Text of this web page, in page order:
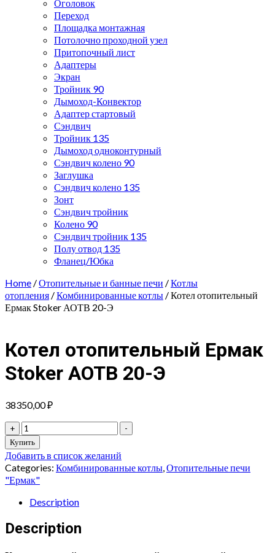
Оголовок
Переход
Площадка монтажная
Потолочно проходной узел
Притопочный лист
Адаптеры
Экран
Тройник 90
Дымоход-Конвектор
Адаптер стартовый
Сэндвич
Тройник 135
Дымоход одноконтурный
Сэндвич колено 90
Заглушка
Сэндвич колено 135
Зонт
Сэндвич тройник
Колено 90
Сэндвич тройник 135
Полу отвод 135
Фланец/Юбка
Home /Отопительные и банные печи /Котлы
отопления /Комбинированные котлы / Котел отопительный
Ермак Stoker АОТВ 20-Э
Котел отопительный Ермак
Stoker АОТВ 20-Э
38350,00₽
+
Котел
отопительный
Ермак
Stoker
АОТВ
20-
Э
-
Купить
Добавить в список желаний
Categories: Комбинированные котлы Отопительные печи
"Ермак"
Description
Description